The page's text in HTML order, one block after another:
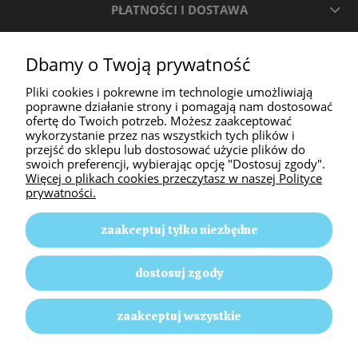
PŁATNOŚCI I DOSTAWA
INFORMACJE
O NAS
Animal Passion | ul. Słoneczna 58, 42-350 Pustkowie
Lgockie |
E-mail: animalpassion17@gmail.com
Tel.: 512
499 635| NIP: 5771726364 | REGON: 152130696
Dbamy o Twoją prywatność
Pliki cookies i pokrewne im technologie umożliwiają
poprawne działanie strony i pomagają nam dostosować
ofertę do Twoich potrzeb. Możesz zaakceptować
wykorzystanie przez nas wszystkich tych plików i
przejść do sklepu lub dostosować użycie plików do
swoich preferencji, wybierając opcję "Dostosuj zgody".
Więcej o plikach cookies przeczytasz w naszej Polityce
prywatności.
zaakceptuj tylko niezbędne
dostosuj zgody
zaakceptuj wszystkie